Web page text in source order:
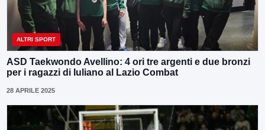
ALTRI SPORT
ASD Taekwondo Avellino: 4 ori tre argenti e due bronzi
per i ragazzi di Iuliano al Lazio Combat
28 APRILE 2025